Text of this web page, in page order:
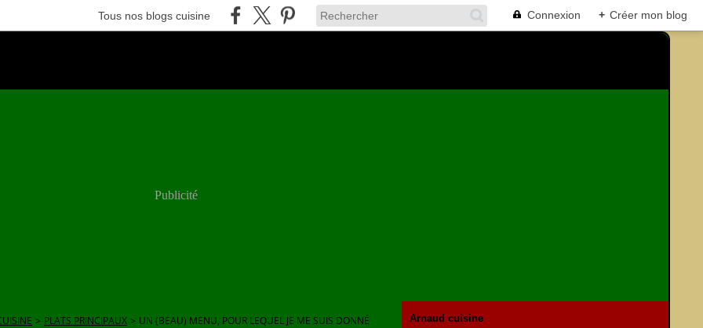
Tous nos blogs cuisine Connexion + Créer mon blog
Publicité
> PLATS PRINCIPAUX > UN (BEAU) MENU, POUR LEQUEL JE ME SUIS DONNÉ Arnaud cuisine